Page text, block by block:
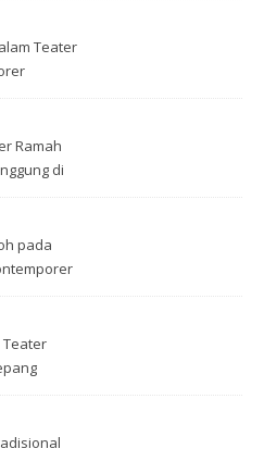
Teater
Ramah
di
pada
Teater